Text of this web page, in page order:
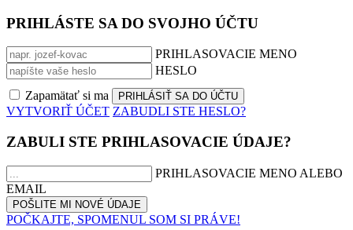
PRIHLÁSTE SA DO SVOJHO ÚČTU
PRIHLASOVACIE MENO
HESLO
Zapamätať si ma
VYTVORIŤ ÚČET ZABUDLI STE HESLO?
ZABULI STE PRIHLASOVACIE ÚDAJE?
PRIHLASOVACIE MENO ALEBO
EMAIL
POČKAJTE, SPOMENUL SOM SI PRÁVE!